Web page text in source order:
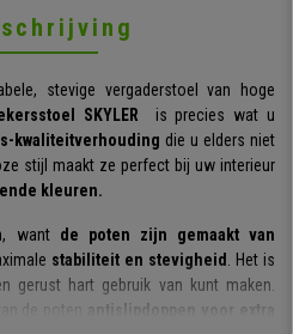
stevige vergaderstoel van hoge
SKYLER is precies wat u
kwaliteitverhouding die u elders niet
stijl maakt ze perfect bij uw interieur
kleuren.
wantde poten zijn gemaakt van
stabiliteit en stevigheid. Het is
gerust hart gebruik van kunt maken.
de poten
antislipdoppen voor extra